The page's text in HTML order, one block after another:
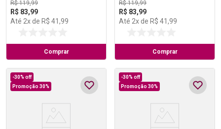
R$ 119,99
R$ 83,99
Até 2x de R$ 41 ,99
Comprar
R$ 119,99
R$ 83,99
Até 2x de R$ 41 ,99
Comprar
-30% off
Promoção 30%
-30% off
Promoção 30%